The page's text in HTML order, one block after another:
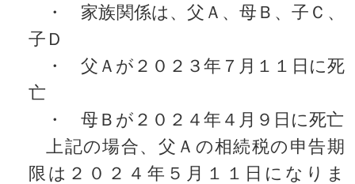
・ 家族関係は、父Ａ、母Ｂ、子Ｃ、
子Ｄ
・ 父Ａが２０２３年７月１１日に死
亡
・ 母Ｂが２０２４年４月９日に死亡
上記の場合、父Ａの相続税の申告期
限は２０２４年５月１１日になりま